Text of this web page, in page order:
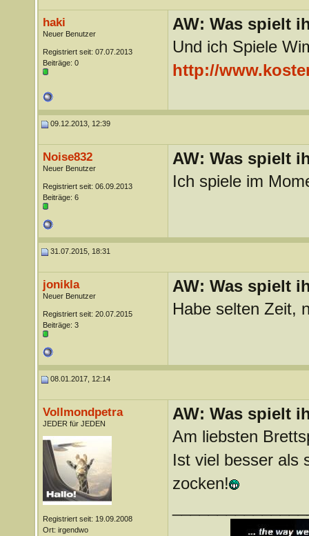
haki
Neuer Benutzer
Registriert seit: 07.07.2013
Beiträge: 0
AW: Was spielt
Und ich Spiele
http://
09.12.2013, 12:39
Noise832
Neuer Benutzer
Registriert seit: 06.09.2013
Beiträge: 6
AW: Was spielt
Ich spiele im
31.07.2015, 18:31
jonikla
Neuer Benutzer
Registriert seit: 20.07.2015
Beiträge: 3
AW: Was spielt
Habe selten Zeit,
08.01.2017, 12:14
Vollmondpetra
JEDER für JEDEN
Registriert seit: 19.09.2008
Ort: irgendwo
AW: Was spielt
Am liebsten
Ist viel besser als
zocken!